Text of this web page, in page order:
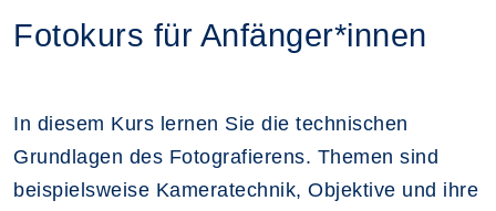
Fotokurs für Anfänger*innen
In diesem Kurs lernen Sie die technischen
Grundlagen des Fotografierens. Themen sind
beispielsweise Kameratechnik, Objektive und ihre